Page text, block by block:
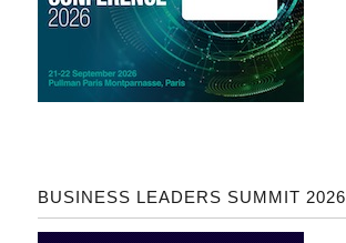
BUSINESS LEADERS SUMMIT 2026